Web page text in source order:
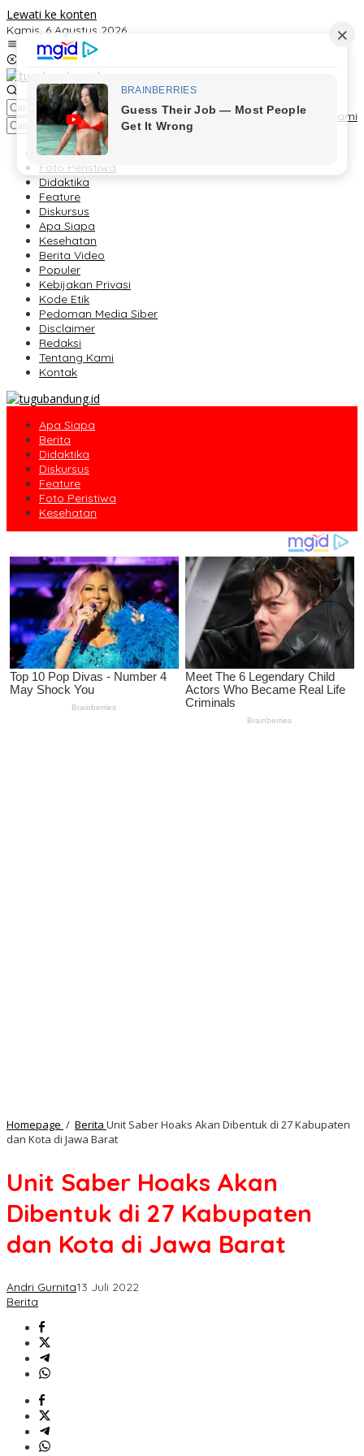
Lewati ke konten
Kamis, 6 Agustus 2026
Tentang Kami
Berita
Foto Peristiwa
Didaktika
Feature
Diskursus
Apa Siapa
Kesehatan
Berita Video
Populer
Kebijakan Privasi
Kode Etik
Pedoman Media Siber
Disclaimer
Redaksi
Tentang Kami
Kontak
Apa Siapa
Berita
Didaktika
Diskursus
Feature
Foto Peristiwa
Kesehatan
Homepage / Berita Unit Saber Hoaks Akan Dibentuk di 27 Kabupaten
dan Kota di Jawa Barat
Unit Saber Hoaks Akan
Dibentuk di 27 Kabupaten
dan Kota di Jawa Barat
Andri Gurnita13 Juli 2022
Berita